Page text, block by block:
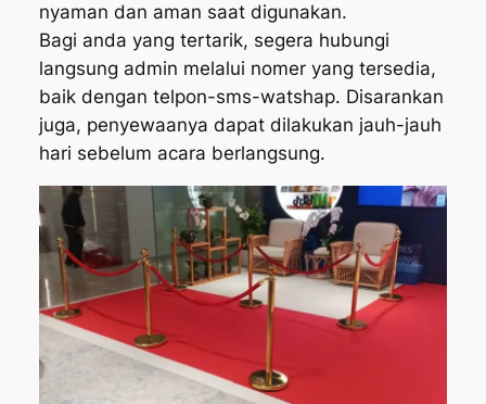
nyaman dan aman saat digunakan.
Bagi anda yang tertarik, segera hubungi
langsung admin melalui nomer yang tersedia,
baik dengan telpon-sms-watshap. Disarankan
juga, penyewaanya dapat dilakukan jauh-jauh
hari sebelum acara berlangsung.